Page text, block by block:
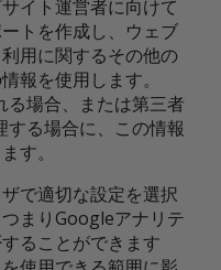
イト運営者に向けて
トを作成し、ウェブ
用に関するその他の
報を使用します。
る場合、または第三者
る場合に、この情報
す。
で適切な設定を選択
まりGoogleアナリテ
ることができます